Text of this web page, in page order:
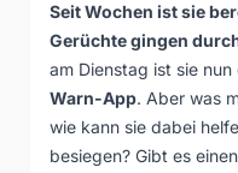
Seit Wochen ist sie
Gerüchte gingen
am Dienstag ist sie
Warn-App. Aber was
wie kann sie dabei
besiegen? Gibt es